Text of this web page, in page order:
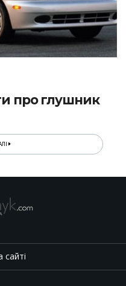
про глушник
сайті